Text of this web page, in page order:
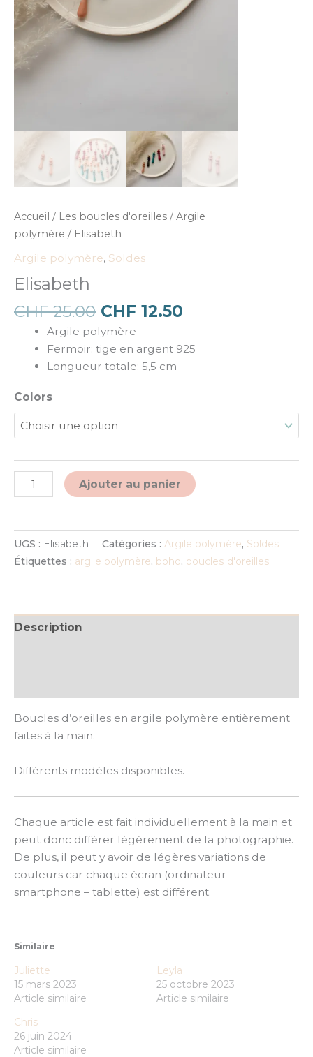
Accueil / Les boucles d'oreilles / Argile
polymère / Elisabeth
Argile polymère, Soldes
Elisabeth
CHF25.00 CHF 12.50
Argile polymère
Fermoir: tige en argent 925
Longueur totale: 5,5 cm
Colors
Ajouter au panier Alternative:
UGS : Elisabeth Catégories : Argile polymère, Soldes
Étiquettes : argile polymère, boho, boucles d'oreilles
Description
Boucles d’oreilles en argile polymère entièrement
faites à la main.
Différents modèles disponibles.
Chaque article est fait individuellement à la main et
peut donc différer légèrement de la photographie.
De plus, il peut y avoir de légères variations de
couleurs car chaque écran (ordinateur –
smartphone – tablette) est différent.
Similaire
Juliette
15 mars 2023
Article similaire
Leyla
25 octobre 2023
Article similaire
Chris
26 juin 2024
Article similaire